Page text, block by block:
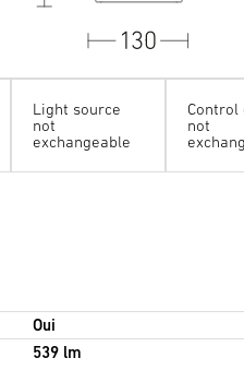
Light source
not
exchangeable
Control
not
Oui
539 lm